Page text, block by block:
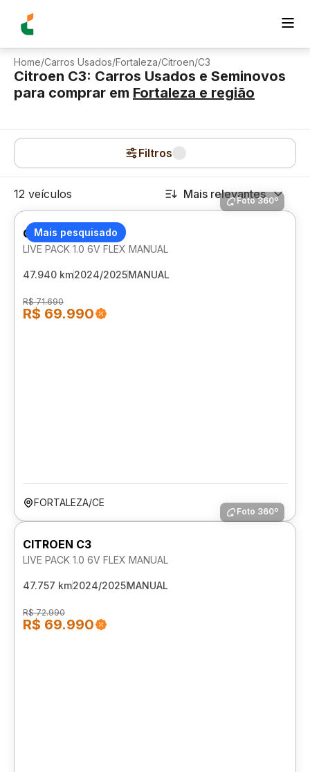
Home/Carros Usados/Fortaleza/Citroen/C3
Citroen C3: Carros Usados e Seminovos
para comprar em Fortaleza e região
Filtros
12 veículos Mais relevantes
Mais pesquisado
Foto 360º
CITROEN C3
LIVE PACK 1.0 6V FLEX MANUAL
47.940 km2024/2025MANUAL
R$ 71.690
R$ 69.990
FORTALEZA/CE
Foto 360º
CITROEN C3
LIVE PACK 1.0 6V FLEX MANUAL
47.757 km2024/2025MANUAL
R$ 72.990
R$ 69.990